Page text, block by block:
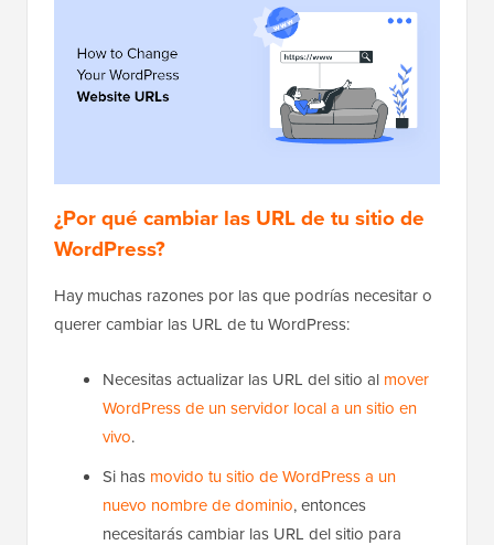
¿Por qué cambiar las URL de tu sitio de
WordPress?
Hay muchas razones por las que podrías necesitar o
querer cambiar las URL de tu WordPress:
Necesitas actualizar las URL del sitio al mover
WordPress de un servidor local a un sitio en
vivo.
Si has movido tu sitio de WordPress a un
nuevo nombre de dominio, entonces
necesitarás cambiar las URL del sitio para